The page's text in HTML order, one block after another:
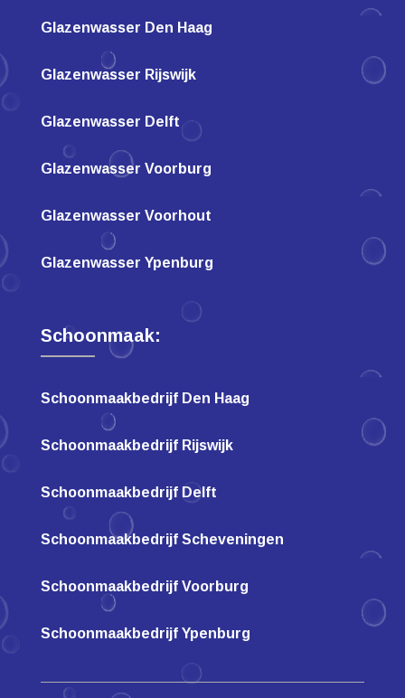
Glazenwasser Den Haag
Glazenwasser Rijswijk
Glazenwasser Delft
Glazenwasser Voorburg
Glazenwasser Voorhout
Glazenwasser Ypenburg
Schoonmaak:
Schoonmaakbedrijf Den Haag
Schoonmaakbedrijf Rijswijk
Schoonmaakbedrijf Delft
Schoonmaakbedrijf Scheveningen
Schoonmaakbedrijf Voorburg
Schoonmaakbedrijf Ypenburg